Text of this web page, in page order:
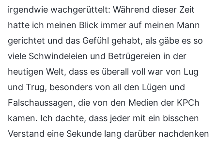
irgendwie wachgerüttelt: Während dieser Zeit
hatte ich meinen Blick immer auf meinen Mann
gerichtet und das Gefühl gehabt, als gäbe es so
viele Schwindeleien und Betrügereien in der
heutigen Welt, dass es überall voll war von Lug
und Trug, besonders von all den Lügen und
Falschaussagen, die von den Medien der KPCh
kamen. Ich dachte, dass jeder mit ein bisschen
Verstand eine Sekunde lang darüber nachdenken